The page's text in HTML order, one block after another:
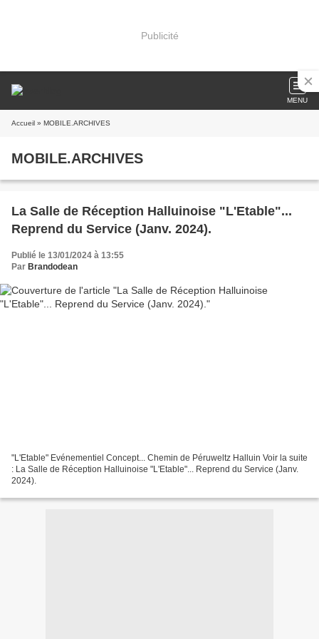
Publicité
MENU
Accueil » MOBILE.ARCHIVES
MOBILE.ARCHIVES
La Salle de Réception Halluinoise "L'Etable"...
Reprend du Service (Janv. 2024).
Publié le 13/01/2024 à 13:55
Par Brandodean
"L'Etable" Evénementiel Concept... Chemin de Péruweltz Halluin Voir la suite
: La Salle de Réception Halluinoise "L'Etable"... Reprend du Service (Janv.
2024).